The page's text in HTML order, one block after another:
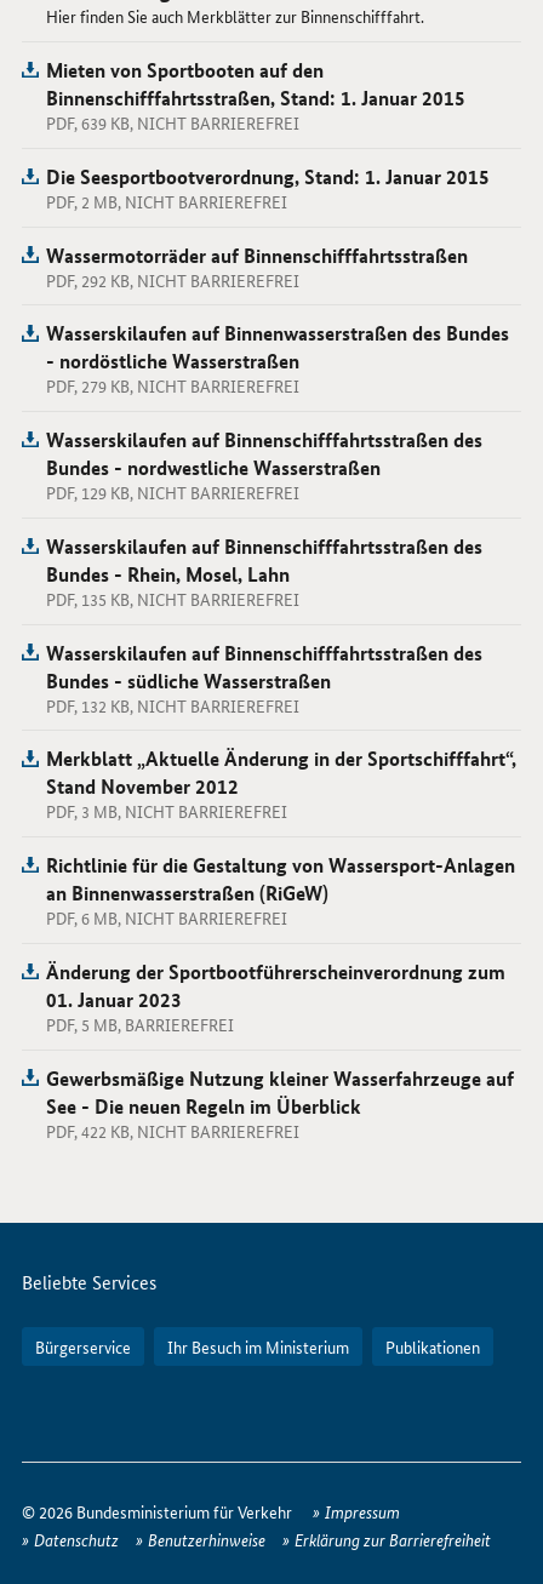
Hier finden Sie auch Merkblätter zur Binnenschifffahrt.
Mieten von Sportbooten auf den
Binnenschifffahrtsstraßen, Stand: 1. Januar 2015
PDF, 639 KB, NICHT BARRIEREFREI
Die Seesportbootverordnung, Stand: 1. Januar 2015
PDF, 2 MB, NICHT BARRIEREFREI
Wassermotorräder auf Binnenschifffahrtsstraßen
PDF, 292 KB, NICHT BARRIEREFREI
Wasserskilaufen auf Binnenwasserstraßen des Bundes
- nordöstliche Wasserstraßen
PDF, 279 KB, NICHT BARRIEREFREI
Wasserskilaufen auf Binnenschifffahrtsstraßen des
Bundes - nordwestliche Wasserstraßen
PDF, 129 KB, NICHT BARRIEREFREI
Wasserskilaufen auf Binnenschifffahrtsstraßen des
Bundes - Rhein, Mosel, Lahn
PDF, 135 KB, NICHT BARRIEREFREI
Wasserskilaufen auf Binnenschifffahrtsstraßen des
Bundes - südliche Wasserstraßen
PDF, 132 KB, NICHT BARRIEREFREI
Merkblatt „Aktuelle Änderung in der Sportschifffahrt“,
Stand November 2012
PDF, 3 MB, NICHT BARRIEREFREI
Richtlinie für die Gestaltung von Wassersport-Anlagen
an Binnenwasserstraßen (RiGeW)
PDF, 6 MB, NICHT BARRIEREFREI
Änderung der Sportbootführerscheinverordnung zum
01. Januar 2023
PDF, 5 MB, BARRIEREFREI
Gewerbsmäßige Nutzung kleiner Wasserfahrzeuge auf
See - Die neuen Regeln im Überblick
PDF, 422 KB, NICHT BARRIEREFREI
Servicemenü
Beliebte Services
Bürgerservice Ihr Besuch im Ministerium Publikationen
erreichen
Sie
© 2026 Bundesministerium für Verkehr
Impressum
Datenschutz
Benutzerhinweise Erklärung zur Barrierefreiheit